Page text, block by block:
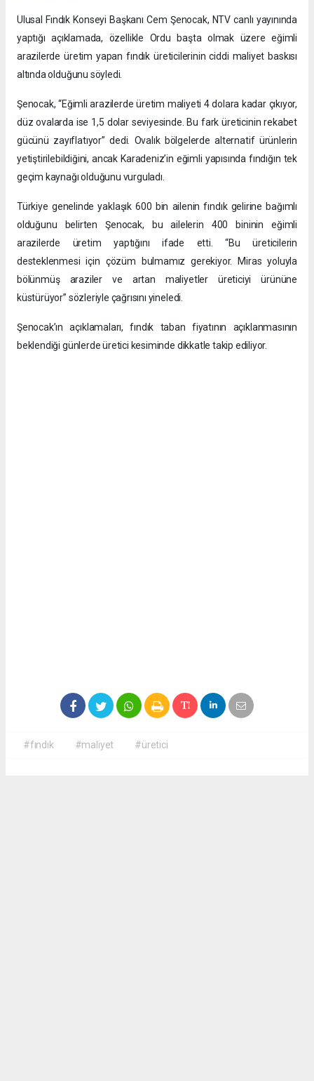
Ulusal Fındık Konseyi Başkanı Cem Şenocak, NTV canlı yayınında
yaptığı açıklamada, özellikle Ordu başta olmak üzere eğimli
arazilerde üretim yapan fındık üreticilerinin ciddi maliyet baskısı
altında olduğunu söyledi.
Şenocak, “Eğimli arazilerde üretim maliyeti 4 dolara kadar çıkıyor,
düz ovalarda ise 1,5 dolar seviyesinde. Bu fark üreticinin rekabet
gücünü zayıflatıyor” dedi. Ovalık bölgelerde alternatif ürünlerin
yetiştirilebildiğini, ancak Karadeniz’in eğimli yapısında fındığın tek
geçim kaynağı olduğunu vurguladı.
Türkiye genelinde yaklaşık 600 bin ailenin fındık gelirine bağımlı
olduğunu belirten Şenocak, bu ailelerin 400 bininin eğimli
arazilerde üretim yaptığını ifade etti. “Bu üreticilerin
desteklenmesi için çözüm bulmamız gerekiyor. Miras yoluyla
bölünmüş araziler ve artan maliyetler üreticiyi ürününe
küstürüyor” sözleriyle çağrısını yineledi.
Şenocak’ın açıklamaları, fındık taban fiyatının açıklanmasının
beklendiği günlerde üretici kesiminde dikkatle takip ediliyor.
#fındık #maliyet #üretici